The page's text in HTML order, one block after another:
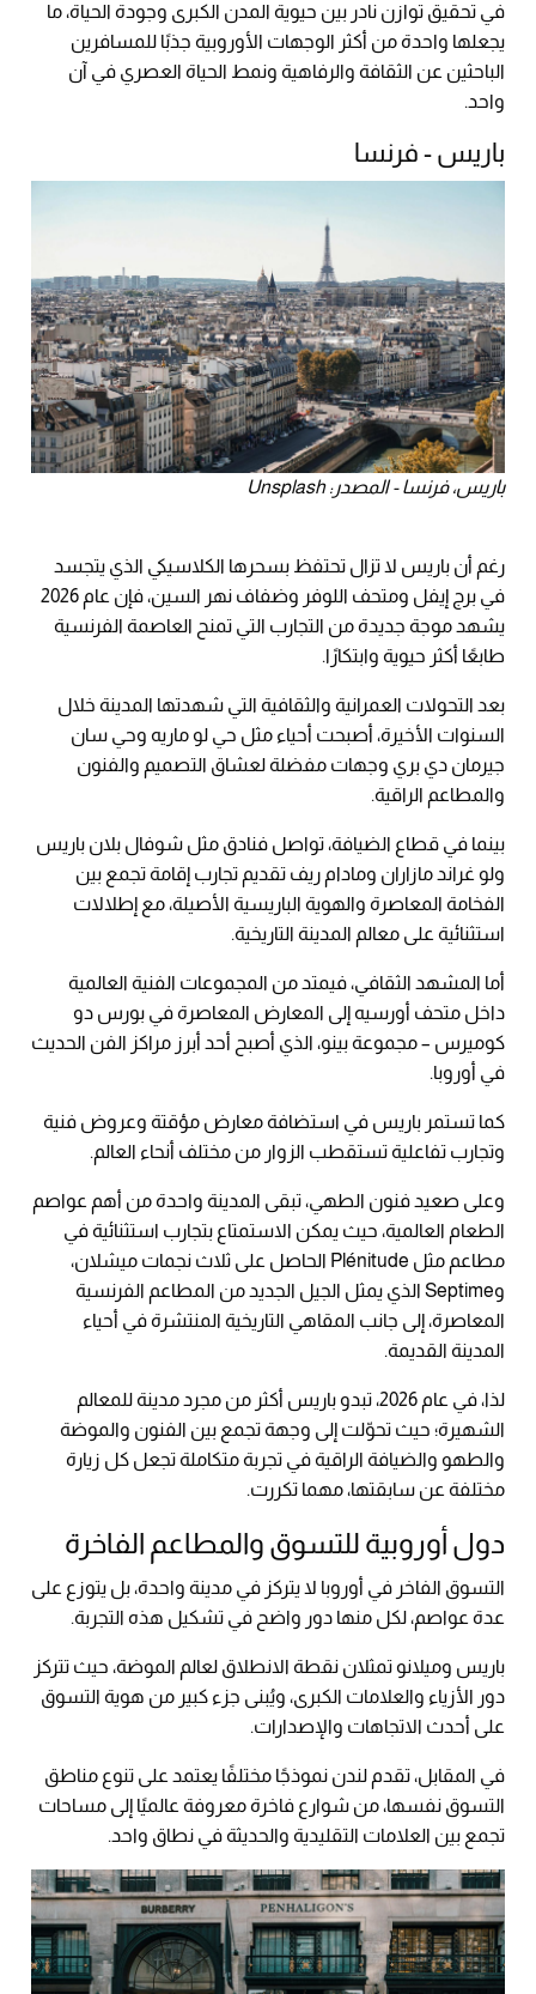
في تحقيق توازن نادر بين حيوية المدن الكبرى وجودة الحياة، ما
يجعلها واحدة من أكثر الوجهات الأوروبية جذبًا للمسافرين
الباحثين عن الثقافة والرفاهية ونمط الحياة العصري في آن
واحد.
باريس - فرنسا
باريس، فرنسا - المصدر: Unsplash
رغم أن باريس لا تزال تحتفظ بسحرها الكلاسيكي الذي يتجسد
في برج إيفل ومتحف اللوفر وضفاف نهر السين، فإن عام 2026
يشهد موجة جديدة من التجارب التي تمنح العاصمة الفرنسية
طابعًا أكثر حيوية وابتكارًا.
بعد التحولات العمرانية والثقافية التي شهدتها المدينة خلال
السنوات الأخيرة، أصبحت أحياء مثل حي لو ماريه وحي سان
جيرمان دي بري وجهات مفضلة لعشاق التصميم والفنون
والمطاعم الراقية.
بينما في قطاع الضيافة، تواصل فنادق مثل شوفال بلان باريس
ولو غراند مازاران ومادام ريف تقديم تجارب إقامة تجمع بين
الفخامة المعاصرة والهوية الباريسية الأصيلة، مع إطلالات
استثنائية على معالم المدينة التاريخية.
أما المشهد الثقافي، فيمتد من المجموعات الفنية العالمية
داخل متحف أورسيه إلى المعارض المعاصرة في بورس دو
كوميرس – مجموعة بينو، الذي أصبح أحد أبرز مراكز الفن الحديث
في أوروبا.
كما تستمر باريس في استضافة معارض مؤقتة وعروض فنية
وتجارب تفاعلية تستقطب الزوار من مختلف أنحاء العالم.
وعلى صعيد فنون الطهي، تبقى المدينة واحدة من أهم عواصم
الطعام العالمية، حيث يمكن الاستمتاع بتجارب استثنائية في
مطاعم مثل Plénitude الحاصل على ثلاث نجمات ميشلان،
وSeptime الذي يمثل الجيل الجديد من المطاعم الفرنسية
المعاصرة، إلى جانب المقاهي التاريخية المنتشرة في أحياء
المدينة القديمة.
لذا، في عام 2026، تبدو باريس أكثر من مجرد مدينة للمعالم
الشهيرة؛ حيث تحوّلت إلى وجهة تجمع بين الفنون والموضة
والطهو والضيافة الراقية في تجربة متكاملة تجعل كل زيارة
مختلفة عن سابقتها، مهما تكررت.
دول أوروبية للتسوق والمطاعم الفاخرة
التسوق الفاخر في أوروبا لا يتركز في مدينة واحدة، بل يتوزع على
عدة عواصم، لكل منها دور واضح في تشكيل هذه التجربة.
باريس وميلانو تمثلان نقطة الانطلاق لعالم الموضة، حيث تتركز
دور الأزياء والعلامات الكبرى، ويُبنى جزء كبير من هوية التسوق
على أحدث الاتجاهات والإصدارات.
في المقابل، تقدم لندن نموذجًا مختلفًا يعتمد على تنوع مناطق
التسوق نفسها، من شوارع فاخرة معروفة عالميًا إلى مساحات
تجمع بين العلامات التقليدية والحديثة في نطاق واحد.